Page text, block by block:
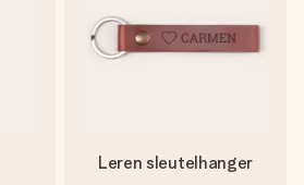
Leren sleutelhanger